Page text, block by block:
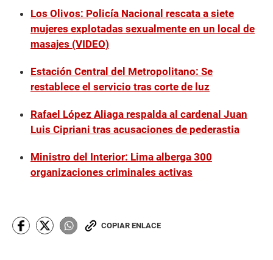
Los Olivos: Policía Nacional rescata a siete
mujeres explotadas sexualmente en un local de
masajes (VIDEO)
Estación Central del Metropolitano: Se
restablece el servicio tras corte de luz
Rafael López Aliaga respalda al cardenal Juan
Luis Cipriani tras acusaciones de pederastia
Ministro del Interior: Lima alberga 300
organizaciones criminales activas
COPIAR ENLACE